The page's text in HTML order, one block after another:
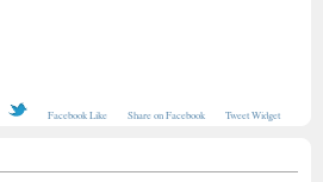
Facebook Like Share on Facebook Tweet Widget